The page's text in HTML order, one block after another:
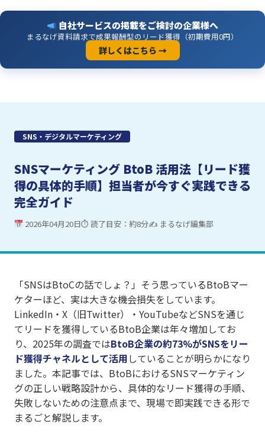
自社サービスの掲載をご検討の企業様へ
まるなげ資料請求で成果報酬型のリード獲得（初期費用0円）
詳しくはこちら →
SNS・デジタルマーケティング
SNSマーケティング BtoB 活用法【リード獲
得の具体的手順】担当者が今すぐ実践できる
完全ガイド
2026年04月20日⏱ 読了目安：約8分✍ まるなげ編集部
「SNSはBtoCの話でしょ？」そう思っているBtoBマー
ケターほど、実は大きな機会損失をしています。
LinkedIn・X（旧Twitter）・YouTubeなどSNSを通じ
てリードを獲得しているBtoB企業は年々増加してお
り、2025年の調査ではBtoB企業の約73%がSNSをリー
ド獲得チャネルとして活用していることが明らかになり
ました。本記事では、BtoBにおけるSNSマーケティン
グの正しい戦略設計から、具体的なリード獲得の手順、
失敗しないための注意点まで、現場で即実践できる形で
まるごと解説します。